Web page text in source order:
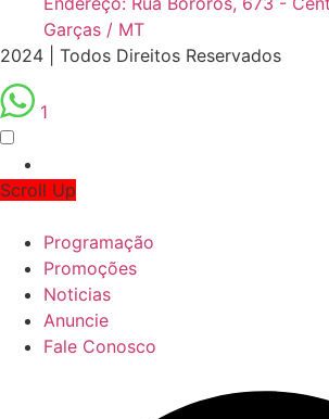
Garças / MT
2024 | Todos Direitos Reservados
1
Scroll Up
Programação
Promoções
Noticias
Anuncie
Fale Conosco